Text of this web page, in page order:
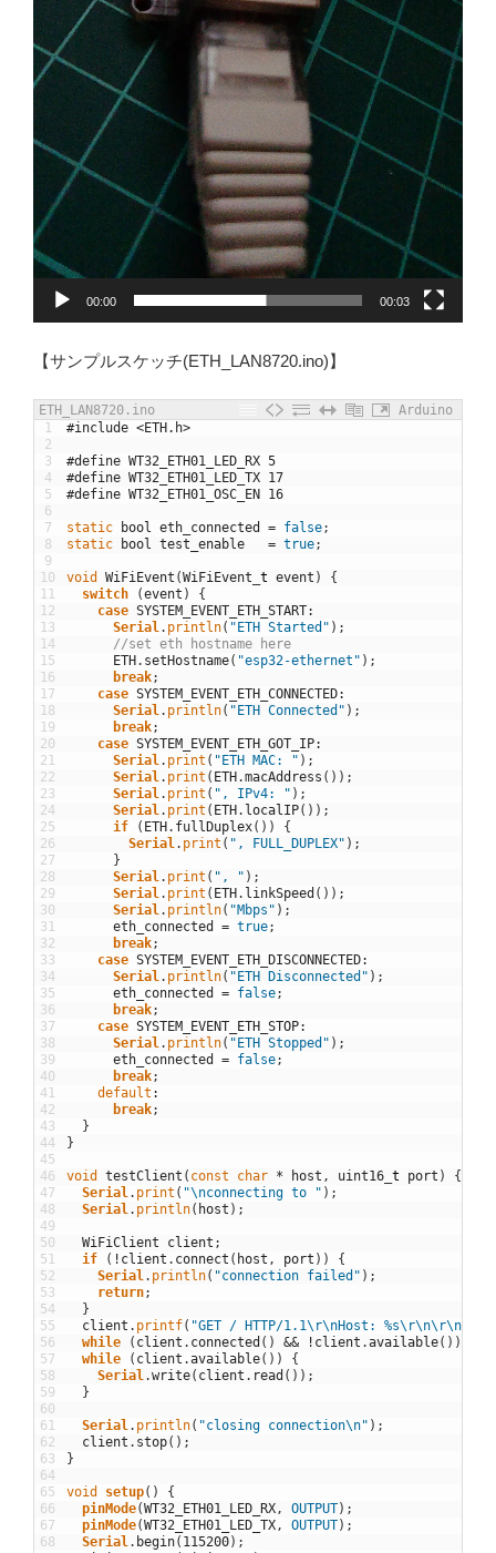
00:00 00:03
【サンプルスケッチ(ETH_LAN8720.ino)】
ETH_LAN8720.ino
Arduino
1
2
3
4
5
6
7
8
9
10
11
12
13
14
15
16
17
18
19
20
21
22
23
24
25
26
27
28
29
30
31
32
33
34
35
36
37
38
39
40
41
42
43
44
45
46
47
48
49
50
51
52
53
54
55
56
57
58
59
60
61
62
63
64
65
66
67
68
#include <ETH.h>
#define WT32_ETH01_LED_RX 5
#define WT32_ETH01_LED_TX 17
#define WT32_ETH01_OSC_EN 16
static bool eth_connected = false;
static
bool test_enable = true;
void WiFiEvent (WiFiEvent t event )
{
switch
(event )
{
case SYSTEM_EVENT_ETH_START:
Serial. println( "ETH Started" ) ;
//set eth hostname here
ETH . setHostname( "esp32-ethernet" ) ;
break;
case SYSTEM_EVENT_ETH_CONNECTED:
Serial. println( "ETH Connected" ) ;
break;
case SYSTEM_EVENT_ETH_GOT_IP:
Serial. print ( "ETH MAC: " ) ;
Serial. print ( ETH .macAddress ( ) ) ;
Serial. print ( ", IPv4: " ) ;
Serial. print ( ETH . localIP( ) ) ;
if
( ETH . fullDuplex( ) )
{
Serial. print ( ", FULL_DUPLEX" ) ;
}
Serial. print ( ", " ) ;
Serial. print ( ETH . linkSpeed ( ) ) ;
Serial. println( "Mbps" ) ;
eth_connected
= true;
break;
case SYSTEM_EVENT_ETH_DISCONNECTED:
Serial. println( "ETH Disconnected" ) ;
eth_connected
= false;
break;
case SYSTEM_EVENT_ETH_STOP:
Serial. println( "ETH Stopped" ) ;
eth_connected
= false;
break;
default :
break;
}
}
void testClient ( const char * host , uint16 t port )
{
Serial. print ( "\nconnecting to " ) ;
Serial. println( host ) ;
WiFiClient client ;
if
( ! client . connect ( host , port ) )
{
Serial. println( "connection failed" ) ;
return;
}
client . printf( "GET / HTTP/1.1\r\nHost: %s\r\n\r\n"
while
( client . connected ( ) && ! client .available( ) )
while
( client .available( ) )
{
Serial.write( client . read ( ) ) ;
}
Serial. println( "closing connection\n" ) ;
client . stop( ) ;
}
void setup( )
{
pinMode(WT32_ETH01_LED_RX, OUTPUT) ;
pinMode(WT32_ETH01_LED_TX, OUTPUT) ;
Serial. begin( 115200) ;